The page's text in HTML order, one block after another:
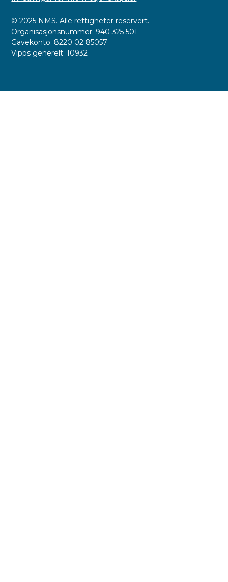
© 2025 NMS. Alle rettigheter reservert.
Organisasjonsnummer: 940 325 501
Gavekonto: 8220 02 85057
Vipps generelt: 10932